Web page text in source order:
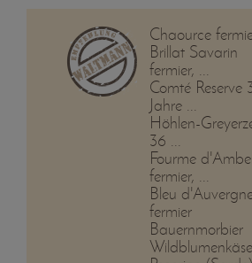
Chaource
Brillat Savarin
fermier, ...
Comté Reserve
Jahre ...
Höhlen-
36 ...
Fourme
fermier, ...
Bleu
fermier
Bauernmorbier
Wildblumenkäse